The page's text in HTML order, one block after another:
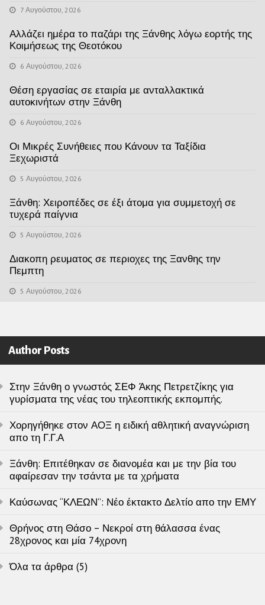
7 Αυγούστου, 2026
Αλλάζει ημέρα το παζάρι της Ξάνθης λόγω εορτής της
Κοιμήσεως της Θεοτόκου
6 Αυγούστου, 2026
Θέση εργασίας σε εταιρία με ανταλλακτικά
αυτοκινήτων στην Ξάνθη
6 Αυγούστου, 2026
Οι Μικρές Συνήθειες που Κάνουν τα Ταξίδια
Ξεχωριστά
5 Αυγούστου, 2026
Ξάνθη: Χειροπέδες σε έξι άτομα για συμμετοχή σε
τυχερά παίγνια
5 Αυγούστου, 2026
Διακοπη ρευματος σε περιοχες της Ξανθης την
Πεμπτη
5 Αυγούστου, 2026
Author Posts
Στην Ξάνθη ο γνωστός ΣΕΦ Άκης Πετρετζίκης για
γυρίσματα της νέας του τηλεοπτικής εκπομπής.
Χορηγήθηκε στον ΑΟΞ η ειδική αθλητική αναγνώριση
απο τη Γ.Γ.Α
Ξάνθη: Επιτέθηκαν σε διανομέα και με την βία του
αφαίρεσαν την τσάντα με τα χρήματα
Καύσωνας “ΚΛΕΩΝ”: Νέο έκτακτο Δελτίο απο την ΕΜΥ
Θρήνος στη Θάσο – Νεκροί στη θάλασσα ένας
28χρονος και μία 74χρονη
Όλα τα άρθρα (5)